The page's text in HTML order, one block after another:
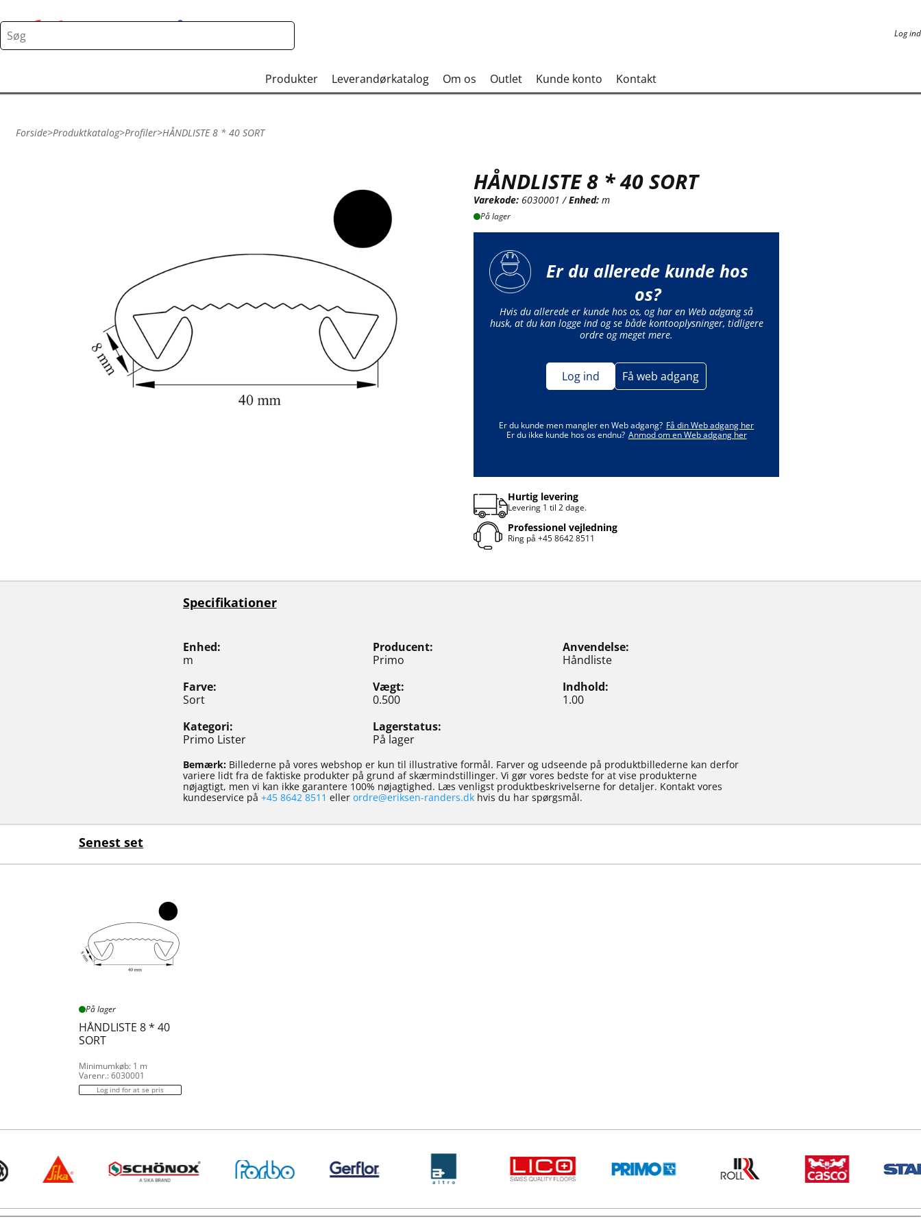
Log ind
Produkter Leverandørkatalog Om os Outlet Kunde konto Kontakt
Forside>Produktkatalog>Profiler>HÅNDLISTE 8 * 40 SORT
HÅNDLISTE 8 * 40 SORT
Varekode: 6030001 /Enhed:m
På lager
Er du allerede kunde hos
os?
Hvis du allerede er kunde hos os, og har en Web adgang så
husk, at du kan logge ind og se både kontooplysninger, tidligere
ordre og meget mere.
Log ind Få web adgang
Er du kunde men mangler en Web adgang? Få din Web adgang her
Er du ikke kunde hos os endnu? Anmod om en Web adgang her
Hurtig levering
Levering 1 til 2 dage.
Professionel vejledning
Ring på+45 8642 8511
Specifikationer
Enhed
m
Producent
Primo
Anvendelse
Håndliste
Farve
Sort
Vægt
0.500
Indhold
1.00
Kategori
Primo Lister
Lagerstatus
På lager
Bemærk:Billederne på vores webshop er kun til illustrative formål. Farver og udseende på produktbillederne kan derfor
variere lidt fra de faktiske produkter på grund af skærmindstillinger. Vi gør vores bedste for at vise produkterne
nøjagtigt, men vi kan ikke garantere 100% nøjagtighed. Læs venligst produktbeskrivelserne for detaljer. Kontakt vores
kundeservice på +45 8642 8511 eller ordre@eriksen-randers.dkhvis du har spørgsmål.
Senest set
På lager
HÅNDLISTE 8 * 40
SORT
Minimumkøb: 1 m
Varenr.: 6030001
Log ind for at se pris